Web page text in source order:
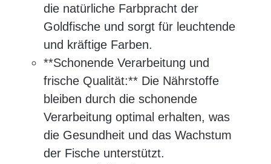
die natürliche Farbpracht der
Goldfische und sorgt für leuchtende
und kräftige Farben.
**Schonende Verarbeitung und
frische Qualität:** Die Nährstoffe
bleiben durch die schonende
Verarbeitung optimal erhalten, was
die Gesundheit und das Wachstum
der Fische unterstützt.